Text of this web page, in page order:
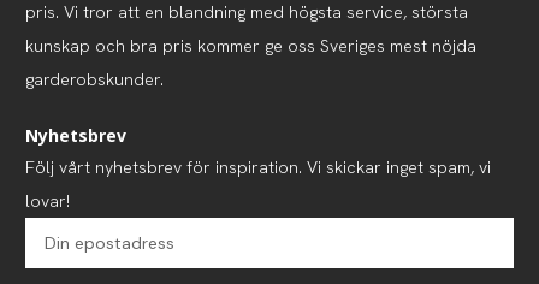
pris. Vi tror att en blandning med högsta service, största
kunskap och bra pris kommer ge oss Sveriges mest nöjda
garderobskunder.
Nyhetsbrev
Följ vårt nyhetsbrev för inspiration. Vi skickar inget spam, vi
lovar!